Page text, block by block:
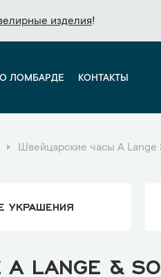
изделия!
изделия!
О ЛОМБАРДЕ КОНТАКТЫ
Швейцарские часы A Lange
УКРАШЕНИЯ
&